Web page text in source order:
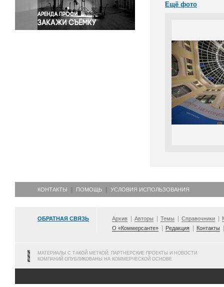
Экономика и бизнес
Ещё фото
КОНТАКТЫ ПОМОЩЬ УСЛОВИЯ ИСПОЛЬЗОВАНИЯ
ОБРАТНАЯ СВЯЗЬ Архив Авторы Темы Справочники
О «Коммерсанте»
Редакция Контакты
МАТЕРИАЛЫ С ТАКОЙ МЕТКОЙ, ПАРТНЕРСКИЕ ПРОЕКТЫ И НОВОСТИ
КОМПАНИЙ ОПУБЛИКОВАНЫ НА КОММЕРЧЕСКОЙ ОСНОВЕ